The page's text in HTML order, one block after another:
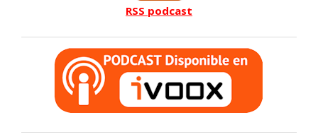
RSS podcast